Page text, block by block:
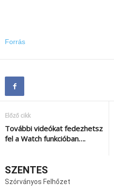
Forrás
Előző cikk
További videókat fedezhetsz
fel a Watch funkcióban….
SZENTES
Szórványos Felhőzet